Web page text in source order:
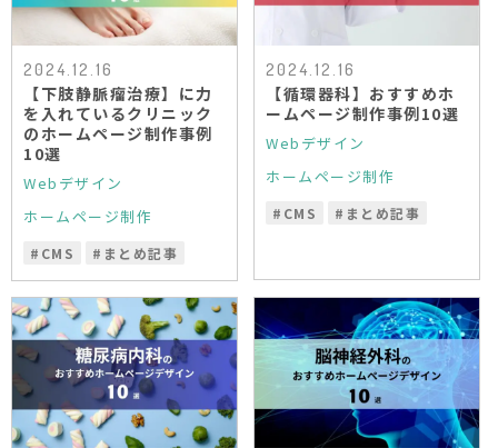
2024.12.16
【下肢静脈瘤治療】に力
を入れているクリニック
のホームページ制作事例
10選
Webデザイン
ホームページ制作
# CMS # まとめ記事
2024.12.16
【循環器科】おすすめホ
ームページ制作事例10選
Webデザイン
ホームページ制作
# CMS # まとめ記事